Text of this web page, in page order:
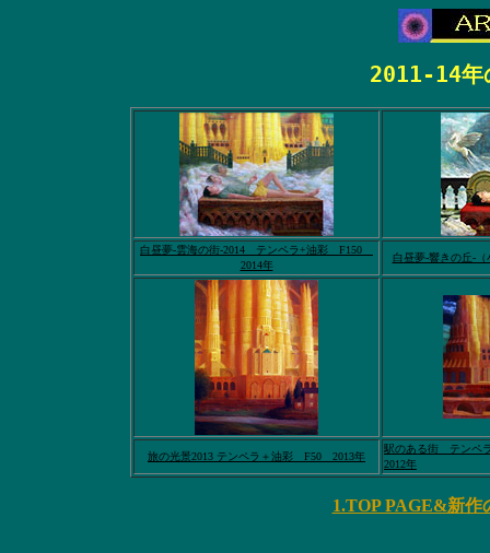
2011-14年
白昼夢-雲海の街-2014 テンペラ+油彩 F150
2014年
白昼夢-響きの丘-
旅の光景2013 テンペラ＋油彩 F50 2013年
駅のある街 テン
2012年
1.TOP PAGE&新作